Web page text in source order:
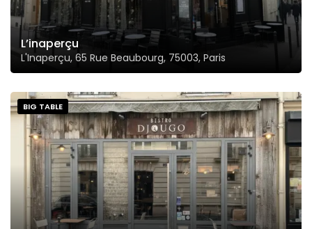
L’inaperçu
L'Inaperçu, 65 Rue Beaubourg, 75003, Paris
BIG TABLE